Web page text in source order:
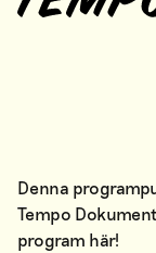
Denna
Tempo
program här!